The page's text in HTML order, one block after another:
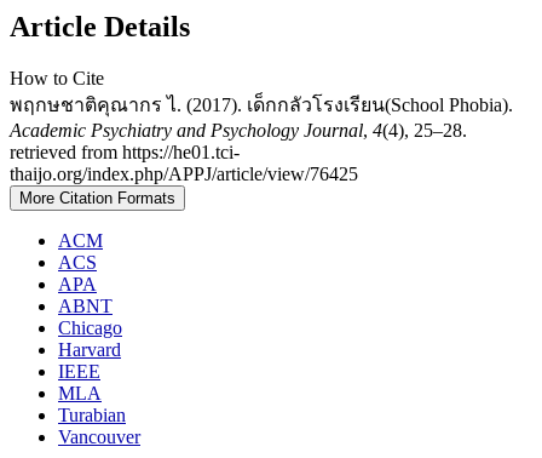
Article Details
How to Cite
พฤกษชาติคุณากร ไ. (2017). เด็กกลัวโรงเรียน(School Phobia).
Academic Psychiatry and Psychology Journal, 4(4), 25–28.
retrieved from https://he01.tci-
thaijo.org/index.php/APPJ/article/view/76425
More Citation Formats
ACM
ACS
APA
ABNT
Chicago
Harvard
IEEE
MLA
Turabian
Vancouver